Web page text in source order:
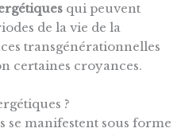
qui peuvent
de la vie de la
transgénérationnelles
certaines croyances.
?
se manifestent sous forme